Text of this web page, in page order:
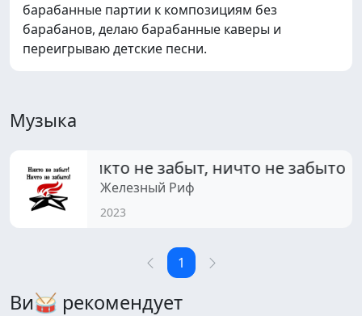
барабанные партии к композициям без
барабанов, делаю барабанные каверы и
переигрываю детские песни.
Музыка
Никто не забыт, ничто не забыто!
Железный Риф
2023
1
Ви🥁 рекомендует